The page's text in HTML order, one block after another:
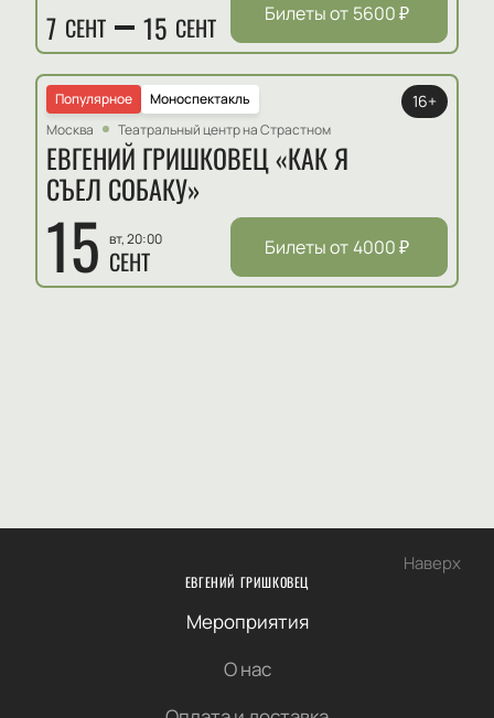
7 СЕНТ 15 СЕНТ Билеты от 5600₽
Моноспектакль
Популярное
Москва
Театральный центр на Страстном
ЕВГЕНИЙ ГРИШКОВЕЦ «КАК Я
СЪЕЛ СОБАКУ»
15 вт, 20:00
СЕНТ
16+
Билеты от 4000₽
Наверх
ЕВГЕНИЙ ГРИШКОВЕЦ
Мероприятия
О нас